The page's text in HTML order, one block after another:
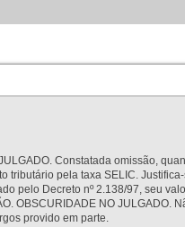
Constatada omissão,
pela taxa SELIC.
pelo Decreto nº 2.138/97, seu
OBSCURIDADE NO
provido em parte.